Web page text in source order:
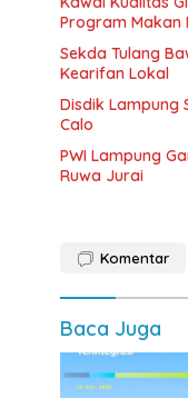
Program Makan
Sekda Tulang
Kearifan Lokal
Disdik Lampung
Calo
PWI Lampung
Ruwa Jurai
Komentar
Baca Juga